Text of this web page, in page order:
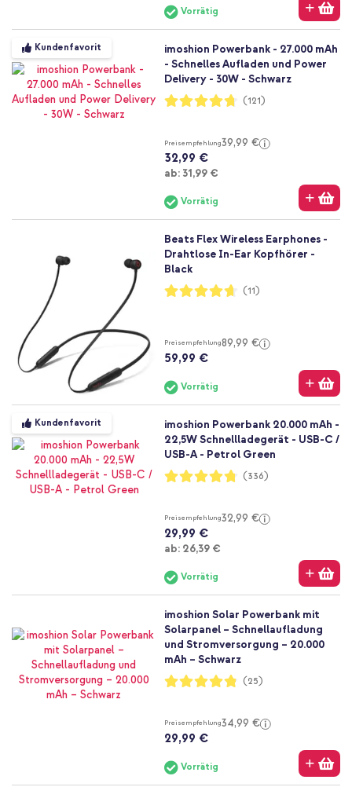
Vorrätig
Kundenfavorit
imoshion Powerbank - 27.000 mAh
- Schnelles Aufladen und Power
Delivery - 30W - Schwarz
Bewertung:
94%
(121)
Preisempfehlung39,99 €
32,99 €
ab: Ab
31,99 €
Vorrätig
Beats Flex Wireless Earphones -
Drahtlose In-Ear Kopfhörer -
Black
Bewertung:
93%
(11)
Preisempfehlung89,99 €
59,99 €
Vorrätig
Kundenfavorit
imoshion Powerbank 20.000 mAh -
22,5W Schnellladegerät - USB-C /
USB-A - Petrol Green
Bewertung:
95%
(336)
Preisempfehlung32,99 €
29,99 €
ab: Ab
26,39 €
Vorrätig
imoshion Solar Powerbank mit
Solarpanel – Schnellaufladung
und Stromversorgung – 20.000
mAh – Schwarz
Bewertung:
96%
(25)
Preisempfehlung34,99 €
29,99 €
Vorrätig